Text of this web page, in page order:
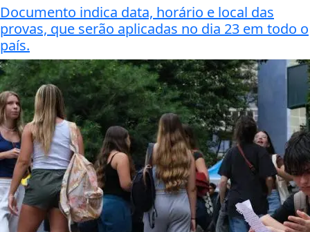
Documento indica data, horário e local das
provas, que serão aplicadas no dia 23 em todo o
país.